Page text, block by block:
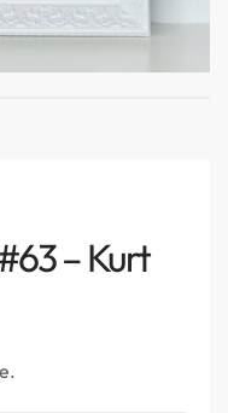
– Kurt